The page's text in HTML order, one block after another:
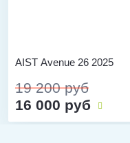
AIST Avenue 26 2025
19 200 руб
16 000 руб